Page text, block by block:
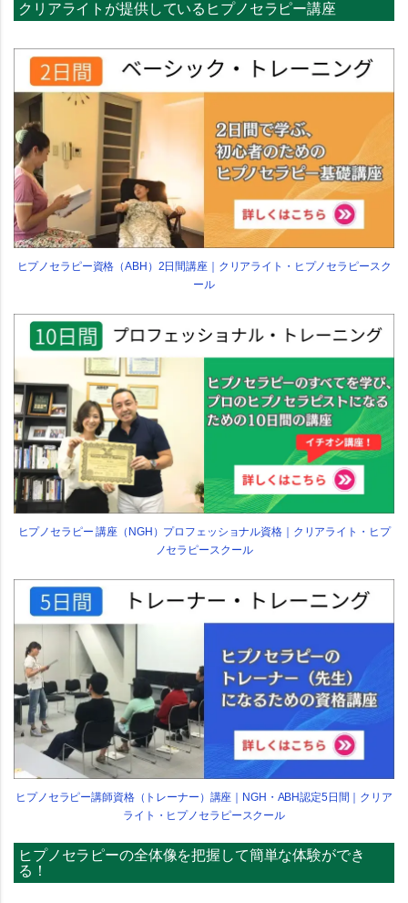
クリアライトが提供しているヒプノセラピー講座
ヒプノセラピー資格（ABH）2日間講座｜クリアライト・ヒプノセラピースク
ール
ヒプノセラピー 講座（NGH）プロフェッショナル資格｜クリアライト・ヒプ
ノセラピースクール
ヒプノセラピー講師資格（トレーナー）講座｜NGH・ABH認定5日間｜クリア
ライト・ヒプノセラピースクール
ヒプノセラピーの全体像を把握して簡単な体験ができ
る！